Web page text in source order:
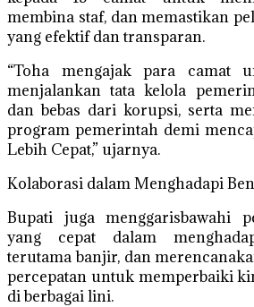
membina staf, dan memastikan
yang efektif dan transparan.
“Toha mengajak para camat
menjalankan tata kelola
dan bebas dari korupsi, serta
program pemerintah demi
Lebih Cepat,” ujarnya.
Kolaborasi dalam Menghadapi
Bupati juga menggarisbawahi
yang cepat dalam
terutama banjir, dan
percepatan untuk memperbaiki
di berbagai lini.